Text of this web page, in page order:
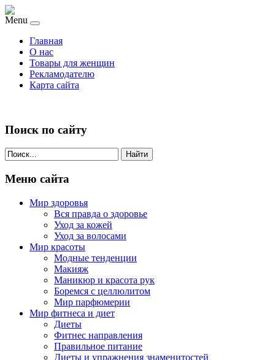
Menu
Главная
О нас
Товары для женщин
Рекламодателю
Карта сайта
Поиск по сайту
Найти
Меню сайта
Мир здоровья
Вся правда о здоровье
Уход за кожей
Уход за волосами
Мир красоты
Модные тенденции
Макияж
Маникюр и красота рук
Боремся с целлюлитом
Мир парфюмерии
Мир фитнеса и диет
Диеты
Фитнес направления
Правильное питание
Диеты и упражнения знаменитостей